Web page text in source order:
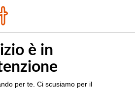
è in
per te. Ci scusiamo per il